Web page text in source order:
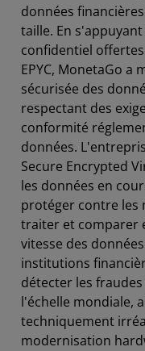
données
taille. En
confidentiel
EPYC, MonetaGo a
sécurisée des
respectant des
conformité
données.
Secure Encrypted
les données en
protéger contre les
traiter et comparer
vitesse des
institutions
détecter les
l'échelle mondiale,
techniquement
modernisation